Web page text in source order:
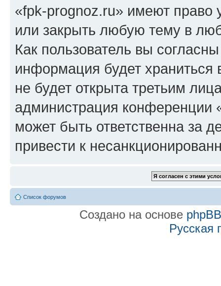
«fpk-prognoz.ru» имеют право
или закрыть любую тему в
Как пользователь вы
информация будет
не будет открыта третьим
администрация конференции
может быть ответственна за
привести к
Список форумов
Создано на основе phpBB
Русская